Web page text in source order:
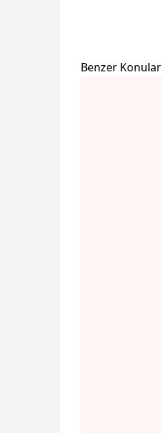
Benzer Konular